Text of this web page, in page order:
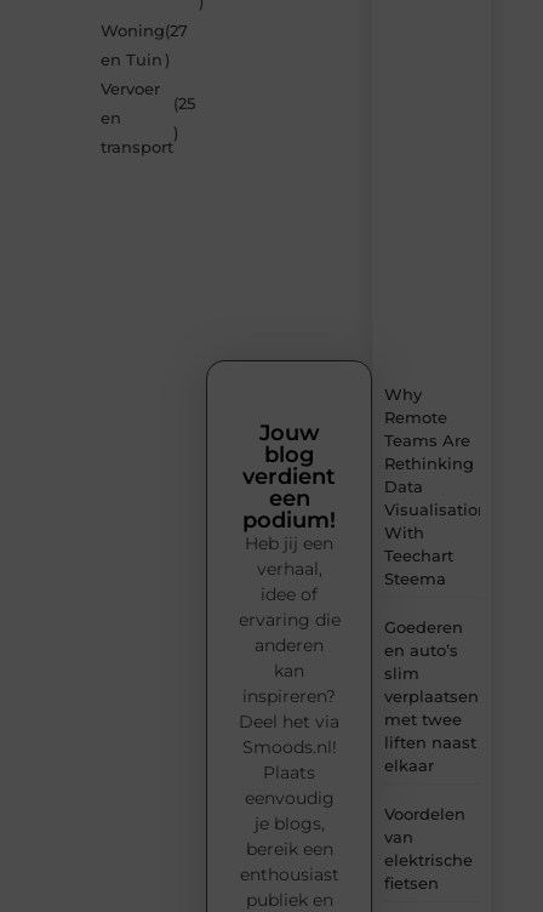
Woning
en Tuin
(27
)
Vervoer
en
transport
(25
)
Why
Remote
Teams Are
Rethinking
Data
Visualisation
With
Teechart
Steema
Goederen
en auto’s
slim
verplaatsen
met twee
liften naast
elkaar
Voordelen
van
elektrische
fietsen
Jouw
blog
verdient
een
podium!
Heb jij een
verhaal,
idee of
ervaring die
anderen
kan
inspireren?
Deel het via
Smoods.nl!
Plaats
eenvoudig
je blogs,
bereik een
enthousiast
publiek en